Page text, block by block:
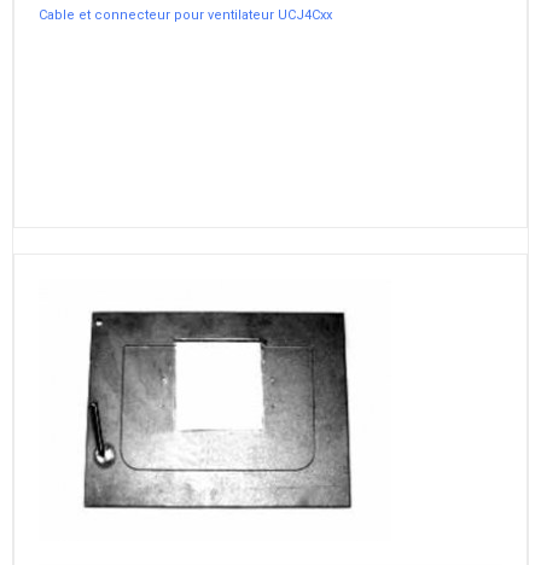
Cable et connecteur pour ventilateur UCJ4Cxx